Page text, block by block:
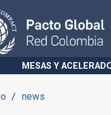
MESAS Y
news